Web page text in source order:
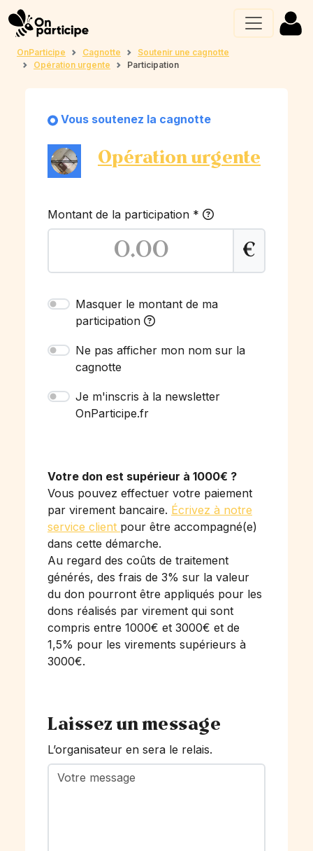
OnParticipe Cagnotte
Soutenir une cagnotte
Opération urgente
Participation
Vous soutenez la cagnotte
Opération urgente
Montant de la participation *
€
Masquer le montant de ma
participation
Ne pas afficher mon nom sur la
cagnotte
Je m'inscris à la newsletter
OnParticipe.fr
Votre don est supérieur à 1000€ ?
Vous pouvez effectuer votre paiement
par virement bancaire. Écrivez à notre
service client pour être accompagné(e)
dans cette démarche.
Au regard des coûts de traitement
générés, des frais de 3% sur la valeur
du don pourront être appliqués pour les
dons réalisés par virement qui sont
compris entre 1000€ et 3000€ et de
1,5% pour les virements supérieurs à
3000€.
Laissez un message
L’organisateur en sera le relais.